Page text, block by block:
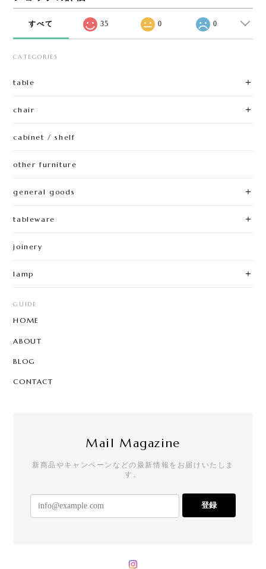
すべて 35 0 0
CATEGORIES
table
chair
cabinet / shelf
other furniture
general goods
tableware
joinery
lamp
GUIDE
HOME
ABOUT
BLOG
CONTACT
Mail Magazine
新商品やキャンペーンなどの最新情報をお届けいたしま
す。
登録